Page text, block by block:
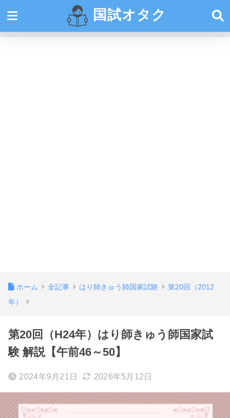
国試オタク
ホーム 全記事 はり師きゅう師国家試験
第20回（2012
年）
第20回（H24年）はり師きゅう師国家試
験 解説【午前46～50】
2024年9月21日 2026年5月12日